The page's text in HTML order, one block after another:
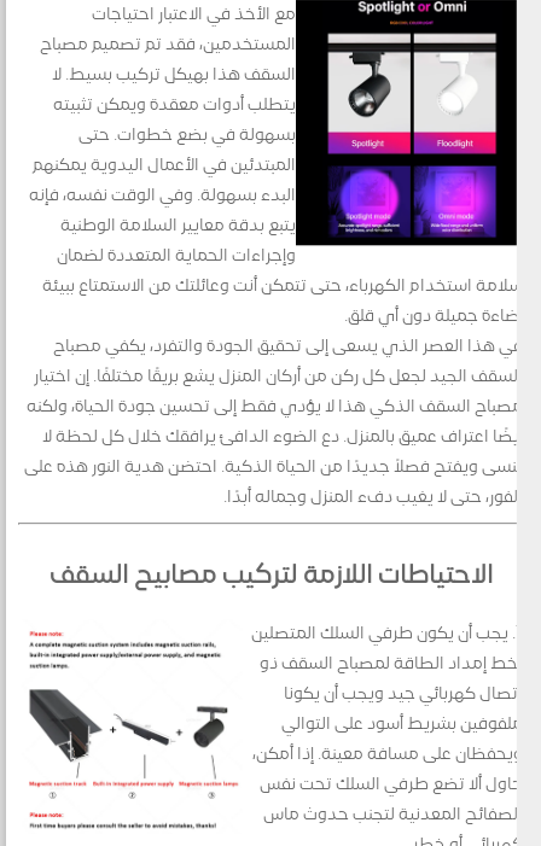
مع الأخذ في الاعتبار احتياجات
المستخدمين، فقد تم تصميم مصباح
السقف هذا بهيكل تركيب بسيط. لا
يتطلب أدوات معقدة ويمكن تثبيته
بسهولة في بضع خطوات. حتى
المبتدئين في الأعمال اليدوية يمكنهم
البدء بسهولة. وفي الوقت نفسه، فإنه
يتبع بدقة معايير السلامة الوطنية
وإجراءات الحماية المتعددة لضمان
سلامة استخدام الكهرباء، حتى تتمكن أنت وعائلتك من الاستمتاع ببيئة
إضاءة جميلة دون أي قلق.
في هذا العصر الذي يسعى إلى تحقيق الجودة والتفرد، يكفي مصباح
السقف الجيد لجعل كل ركن من أركان المنزل يشع بريقًا مختلفًا. إن اختيار
مصباح السقف الذكي هذا لا يؤدي فقط إلى تحسين جودة الحياة، ولكنه
أيضًا اعتراف عميق بالمنزل. دع الضوء الدافئ يرافقك خلال كل لحظة لا
تنسى ويفتح فصلاً جديدًا من الحياة الذكية. احتضن هدية النور هذه على
الفور، حتى لا يغيب دفء المنزل وجماله أبدًا.
الاحتياطات اللازمة لتركيب مصابيح السقف
1. يجب أن يكون طرفي السلك المتصلين
بخط إمداد الطاقة لمصباح السقف ذو
اتصال كهربائي جيد ويجب أن يكونا
ملفوفين بشريط أسود على التوالي
ويحفظان على مسافة معينة. إذا أمكن،
حاول ألا تضع طرفي السلك تحت نفس
الصفائح المعدنية لتجنب حدوث ماس